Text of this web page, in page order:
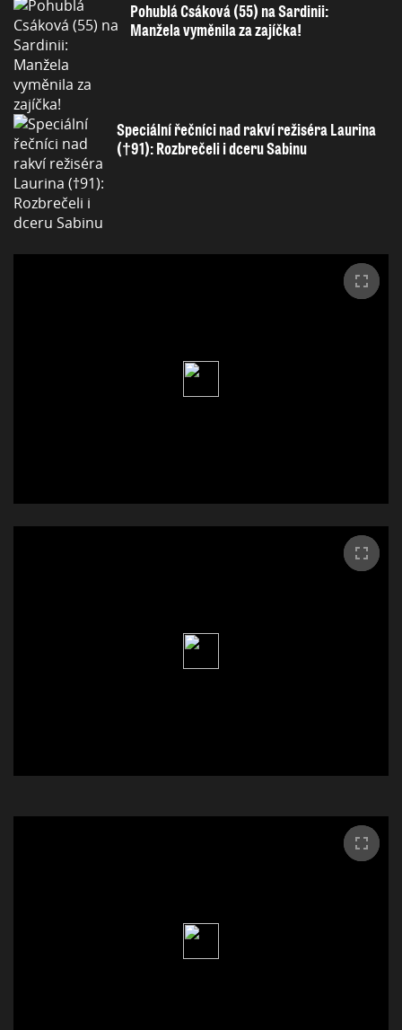
Pohublá Csáková (55) na Sardinii:
Manžela vyměnila za zajíčka!
Speciální řečníci nad rakví režiséra Laurina
(†91): Rozbrečeli i dceru Sabinu